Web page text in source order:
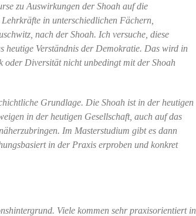
zu Auswirkungen der Shoah auf die
in unterschiedlichen Fächern,
nach der Shoah. Ich versuche, diese
heutige Verständnis der Demokratie. Das wird in
oder Diversität nicht unbedingt mit der Shoah
Grundlage. Die Shoah ist in der heutigen
in der heutigen Gesellschaft, auch auf das
Im Masterstudium gibt es dann
in der Praxis erproben und konkret
Viele kommen sehr praxisorientiert in